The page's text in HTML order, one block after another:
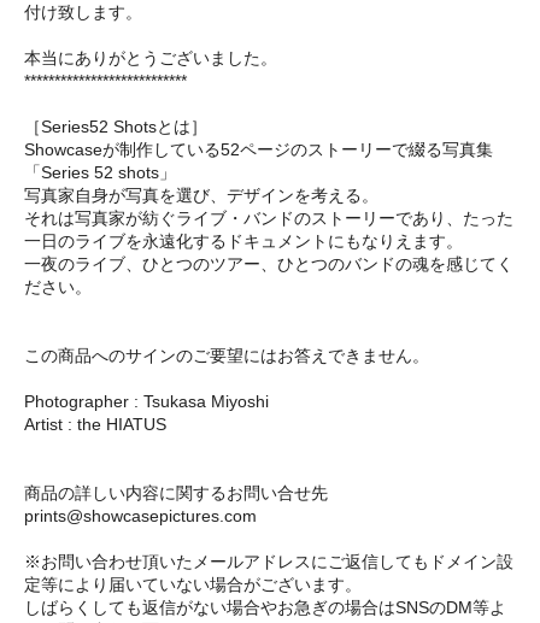
付け致します。
本当にありがとうございました。
***************************
［Series52 Shotsとは］
Showcaseが制作している52ページのストーリーで綴る写真集
「Series 52 shots」
写真家自身が写真を選び、デザインを考える。
それは写真家が紡ぐライブ・バンドのストーリーであり、たった
一日のライブを永遠化するドキュメントにもなりえます。
一夜のライブ、ひとつのツアー、ひとつのバンドの魂を感じてく
ださい。
この商品へのサインのご要望にはお答えできません。
Photographer : Tsukasa Miyoshi
Artist : the HIATUS
商品の詳しい内容に関するお問い合せ先
prints@showcasepictures.com
※お問い合わせ頂いたメールアドレスにご返信してもドメイン設
定等により届いていない場合がございます。
しばらくしても返信がない場合やお急ぎの場合はSNSのDM等よ